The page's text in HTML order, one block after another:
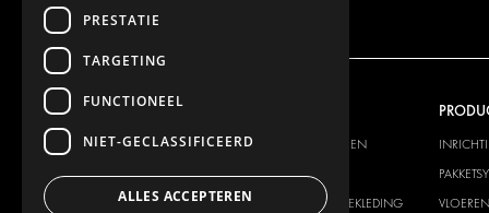
INRICHTINGSSYSTEMEN
PAKKETSYSTEMEN
VLOER EN ZIJWANDBEKLEDING
PRESTATIE
TARGETING
FUNCTIONEEL
NIET-GECLASSIFICEERD
ALLES ACCEPTEREN